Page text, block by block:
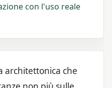
con l'uso reale
architettonica che